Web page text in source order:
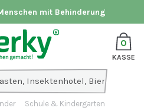
mit Behinderung
0
KASSE
Schule & Kindergarten